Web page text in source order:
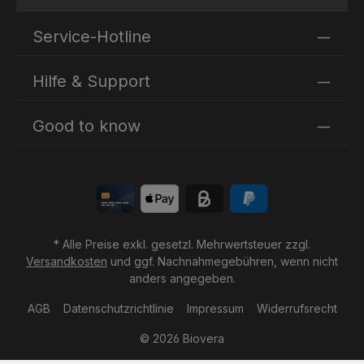
einverstanden.
Pflichtfelder.
Service-Hotline
Hilfe & Support
Good to know
* Alle Preise exkl. gesetzl. Mehrwertsteuer zzgl.
Versandkosten und ggf. Nachnahmegebühren, wenn nicht
anders angegeben.
© 2026 Biovera
AGB Datenschutzrichtlinie Impressum Widerrufsrecht